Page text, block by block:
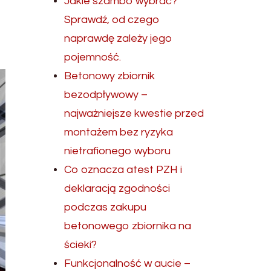
Sprawdź, od czego
naprawdę zależy jego
pojemność.
Betonowy zbiornik
bezodpływowy –
najważniejsze kwestie przed
montażem bez ryzyka
nietrafionego wyboru
Co oznacza atest PZH i
deklaracją zgodności
podczas zakupu
betonowego zbiornika na
ścieki?
Funkcjonalność w aucie –